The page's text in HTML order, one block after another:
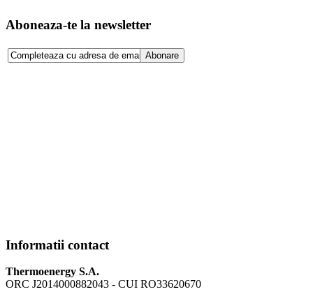
Aboneaza-te la newsletter
Informatii contact
Thermoenergy S.A.
ORC J2014000882043 - CUI RO33620670